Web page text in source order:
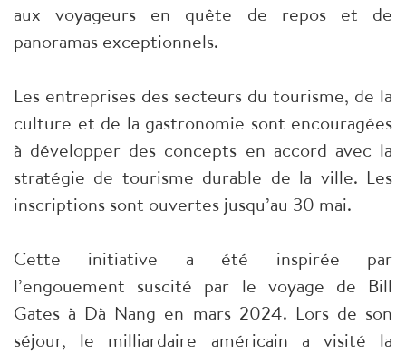
aux voyageurs en quête de repos et de
panoramas exceptionnels.
Les entreprises des secteurs du tourisme, de la
culture et de la gastronomie sont encouragées
à développer des concepts en accord avec la
stratégie de tourisme durable de la ville. Les
inscriptions sont ouvertes jusqu’au 30 mai.
Cette initiative a été inspirée par
l’engouement suscité par le voyage de Bill
Gates à Dà Nang en mars 2024. Lors de son
séjour, le milliardaire américain a visité la